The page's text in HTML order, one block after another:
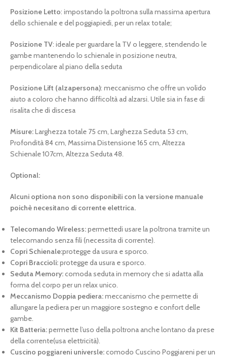
Posizione Letto: impostando la poltrona sulla massima apertura
dello schienale e del poggiapiedi, per un relax totale;
Posizione TV: ideale per guardare la TV o leggere, stendendo le
gambe mantenendo lo schienale in posizione neutra,
perpendicolare al piano della seduta
Posizione Lift (alzapersona): meccanismo che offre un volido
aiuto a coloro che hanno difficoltà ad alzarsi. Utile sia in fase di
risalita che di discesa
Misure:Larghezza totale 75 cm, Larghezza Seduta 53 cm,
Profondità 84 cm, Massima Distensione 165 cm, Altezza
Schienale 107cm, Altezza Seduta 48.
Optional:
Alcuni optiona non sono disponibili con la versione manuale
poichè necesitano di corrente elettrica.
Telecomando Wireless:permettedi usare la poltrona tramite un
telecomando senza fili (necessita di corrente).
Copri Schienale:protegge da usura e sporco.
Copri Braccioli:protegge da usura e sporco.
Seduta Memory:comoda seduta in memory che si adatta alla
forma del corpo per un relax unico.
Meccanismo Doppia pediera:meccanismo che permette di
allungare la pediera per un maggiore sostegno e confort delle
gambe.
Kit Batteria:permette l’uso della poltrona anche lontano da prese
della corrente(usa elettricità).
Cuscino poggiareni universle:comodo Cuscino Poggiareni per un